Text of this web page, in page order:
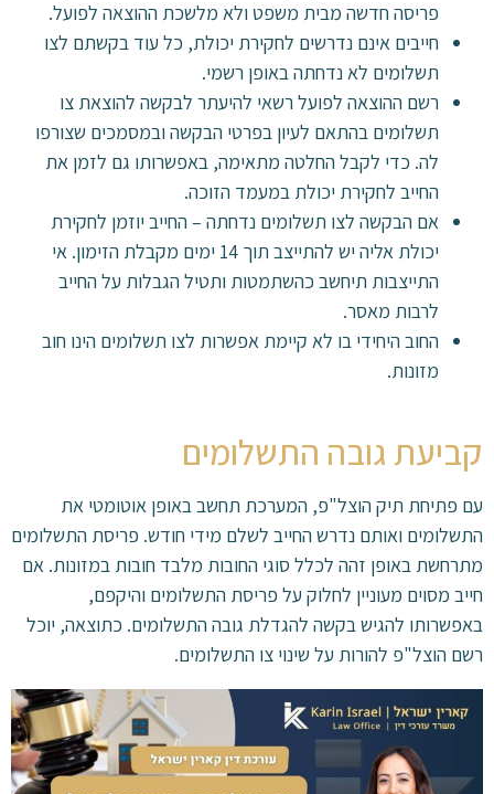
פריסה חדשה מבית משפט ולא מלשכת ההוצאה לפועל.
חייבים אינם נדרשים לחקירת יכולת, כל עוד בקשתם לצו
תשלומים לא נדחתה באופן רשמי.
רשם ההוצאה לפועל רשאי להיעתר לבקשה להוצאת צו
תשלומים בהתאם לעיון בפרטי הבקשה ובמסמכים שצורפו
לה. כדי לקבל החלטה מתאימה, באפשרותו גם לזמן את
החייב לחקירת יכולת במעמד הזוכה.
אם הבקשה לצו תשלומים נדחתה – החייב יוזמן לחקירת
יכולת אליה יש להתייצב תוך 14 ימים מקבלת הזימון. אי
התייצבות תיחשב כהשתמטות ותטיל הגבלות על החייב
לרבות מאסר.
החוב היחידי בו לא קיימת אפשרות לצו תשלומים הינו חוב
מזונות.
קביעת גובה התשלומים
עם פתיחת תיק הוצל"פ, המערכת תחשב באופן אוטומטי את
התשלומים ואותם נדרש החייב לשלם מידי חודש. פריסת התשלומים
מתרחשת באופן זהה לכלל סוגי החובות מלבד חובות במזונות. אם
חייב מסוים מעוניין לחלוק על פריסת התשלומים והיקפם,
באפשרותו להגיש בקשה להגדלת גובה התשלומים. כתוצאה, יוכל
רשם הוצל"פ להורות על שינוי צו התשלומים.